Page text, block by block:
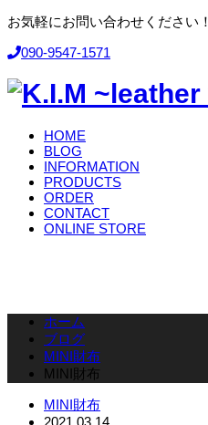
お気軽にお問い合わせください！
090-9547-1571
HOME
BLOG
INFORMATION
PRODUCTS
ORDER
CONTACT
ONLINE STORE
ホーム
ブログ
MINI財布
MINI財布
MINI財布